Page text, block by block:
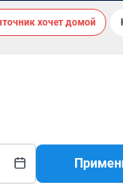
хочет домой